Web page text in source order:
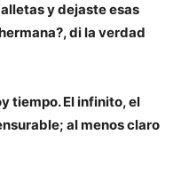
y dejaste esas
di la verdad
tiempo. El infinito, el
al menos claro